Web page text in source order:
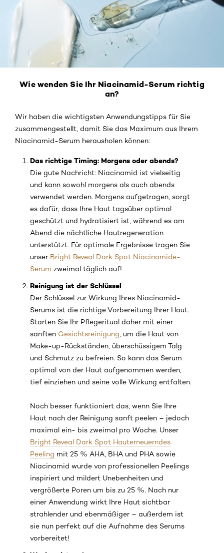
Wie wenden Sie Ihr Niacinamid-Serum richtig
an?
Wir haben die wichtigsten Anwendungstipps für Sie
zusammengestellt, damit Sie das Maximum aus Ihrem
Niacinamid-Serum herausholen können:
Das richtige Timing: Morgens oder abends?
Die gute Nachricht: Niacinamid ist vielseitig
und kann sowohl morgens als auch abends
verwendet werden. Morgens aufgetragen, sorgt
es dafür, dass Ihre Haut tagsüber optimal
geschützt und hydratisiert ist, während es am
Abend die nächtliche Hautregeneration
unterstützt. Für optimale Ergebnisse tragen Sie
unser Bright Reveal Dark Spot Niacinamide-
Serum zweimal täglich auf!
Reinigung ist der Schlüssel
Der Schlüssel zur Wirkung Ihres Niacinamid-
Serums ist die richtige Vorbereitung Ihrer Haut.
Starten Sie Ihr Pflegeritual daher mit einer
sanften Gesichtsreinigung , um die Haut von
Make-up-Rückständen, überschüssigem Talg
und Schmutz zu befreien. So kann das Serum
optimal von der Haut aufgenommen werden,
tief einziehen und seine volle Wirkung entfalten.
Noch besser funktioniert das, wenn Sie Ihre
Haut nach der Reinigung sanft peelen – jedoch
maximal ein- bis zweimal pro Woche. Unser
Bright Reveal Dark Spot Hauterneuerndes
Peeling mit 25 % AHA, BHA und PHA sowie
Niacinamid wurde von professionellen Peelings
inspiriert und mildert Unebenheiten und
vergrößerte Poren um bis zu 25 %. Nach nur
einer Anwendung wirkt Ihre Haut sichtbar
strahlender und ebenmäßiger – außerdem ist
sie nun perfekt auf die Aufnahme des Serums
vorbereitet!